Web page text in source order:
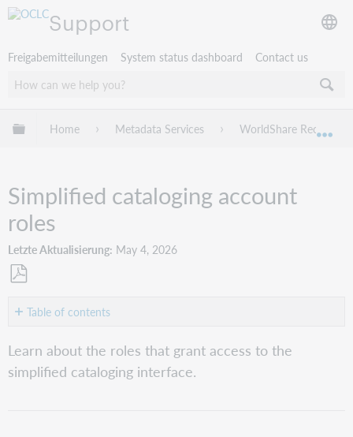
Support
Freigabemitteilungen System status dashboard Contact us
Globale Hierarchie expandieren/verbergen
Home Metadata Services WorldShare Record
Simplified cataloging account
roles
Letzte Aktualisierung May 4, 2026
PDFTable of contents
Simplified
cataloging
roles
Learn about the roles that grant access to the
simplified cataloging interface.